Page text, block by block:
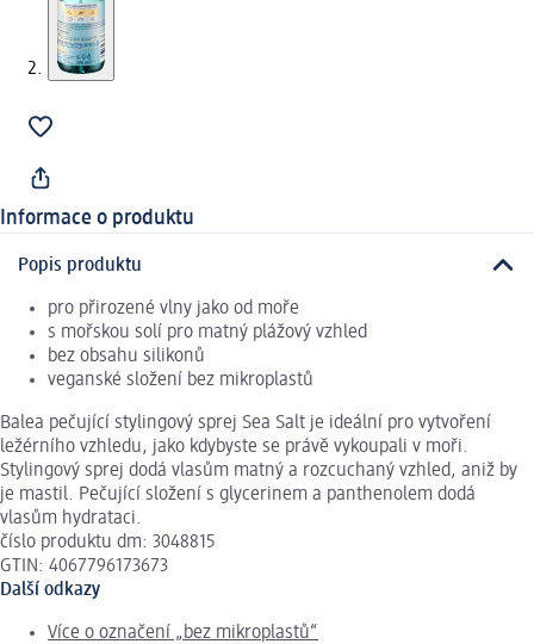
Informace o produktu
Popis produktu
pro přirozené vlny jako od moře
s mořskou solí pro matný plážový vzhled
bez obsahu silikonů
veganské složení bez mikroplastů
Balea pečující stylingový sprej Sea Salt je ideální pro vytvoření
ležérního vzhledu, jako kdybyste se právě vykoupali v moři.
Stylingový sprej dodá vlasům matný a rozcuchaný vzhled, aniž by
je mastil. Pečující složení s glycerinem a panthenolem dodá
vlasům hydrataci.
číslo produktu dm: 3048815
GTIN: 4067796173673
Další odkazy
Více o označení „bez mikroplastů“